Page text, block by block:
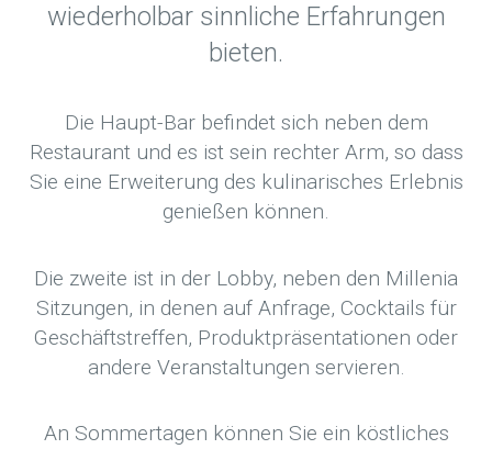
wiederholbar sinnliche Erfahrungen
bieten.
Die Haupt-Bar befindet sich neben dem
Restaurant und es ist sein rechter Arm, so dass
Sie eine Erweiterung des kulinarisches Erlebnis
genießen können.
Die zweite ist in der Lobby, neben den Millenia
Sitzungen, in denen auf Anfrage, Cocktails für
Geschäftstreffen, Produktpräsentationen oder
andere Veranstaltungen servieren.
An Sommertagen können Sie ein köstliches